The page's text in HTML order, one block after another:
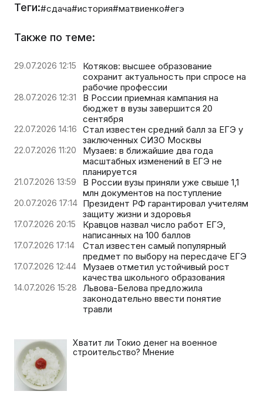
Теги:#сдача#история#матвиенко#егэ
Также по теме:
29.07.2026 12:15
Котяков: высшее образование
сохранит актуальность при спросе на
рабочие профессии
28.07.2026 12:31
В России приемная кампания на
бюджет в вузы завершится 20
сентября
22.07.2026 14:16
Стал известен средний балл за ЕГЭ у
заключенных СИЗО Москвы
22.07.2026 11:20
Музаев: в ближайшие два года
масштабных изменений в ЕГЭ не
планируется
21.07.2026 13:59
В России вузы приняли уже свыше 1,1
млн документов на поступление
20.07.2026 17:14 Президент РФ гарантировал учителям
защиту жизни и здоровья
17.07.2026 20:15
Кравцов назвал число работ ЕГЭ,
написанных на 100 баллов
17.07.2026 17:14
Стал известен самый популярный
предмет по выбору на пересдаче ЕГЭ
17.07.2026 12:44
Музаев отметил устойчивый рост
качества школьного образования
14.07.2026 15:28
Львова-Белова предложила
законодательно ввести понятие
травли
Хватит ли Токио денег на военное
строительство? Мнение